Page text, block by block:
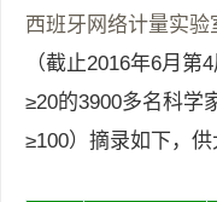
西班牙网络计量实验
（截止2016年6月
≥20的3900多名科学
≥100）摘录如下，供